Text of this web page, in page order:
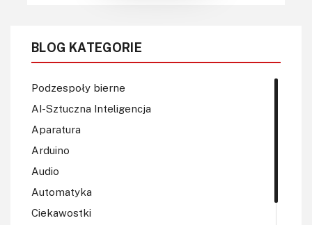
BLOG KATEGORIE
Podzespoły bierne
AI-Sztuczna Inteligencja
Aparatura
Arduino
Audio
Automatyka
Ciekawostki